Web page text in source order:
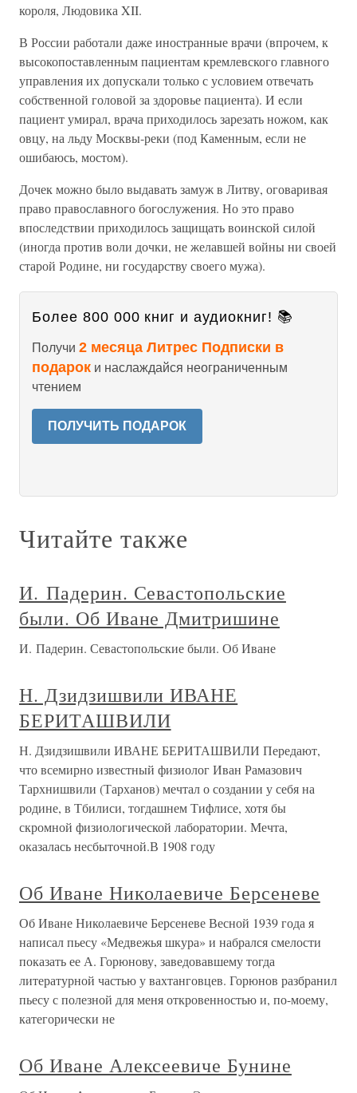
короля, Людовика XII.
В России работали даже иностранные врачи (впрочем, к
высокопоставленным пациентам кремлевского главного
управления их допускали только с условием отвечать
собственной головой за здоровье пациента). И если
пациент умирал, врача приходилось зарезать ножом, как
овцу, на льду Москвы-реки (под Каменным, если не
ошибаюсь, мостом).
Дочек можно было выдавать замуж в Литву, оговаривая
право православного богослужения. Но это право
впоследствии приходилось защищать воинской силой
(иногда против воли дочки, не желавшей войны ни своей
старой Родине, ни государству своего мужа).
Более 800 000 книг и аудиокниг! 📚
Получи 2 месяца Литрес Подписки в
подарок и наслаждайся неограниченным
чтением
ПОЛУЧИТЬ ПОДАРОК
Читайте также
И. Падерин. Севастопольские
были. Об Иване Дмитришине
И. Падерин. Севастопольские были. Об Иване
Н. Дзидзишвили ИВАНЕ
БЕРИТАШВИЛИ
Н. Дзидзишвили ИВАНЕ БЕРИТАШВИЛИ Передают,
что всемирно известный физиолог Иван Рамазович
Тархнишвили (Тарханов) мечтал о создании у себя на
родине, в Тбилиси, тогдашнем Тифлисе, хотя бы
скромной физиологической лаборатории. Мечта,
оказалась несбыточной.В 1908 году
Об Иване Николаевиче Берсеневе
Об Иване Николаевиче Берсеневе Весной 1939 года я
написал пьесу «Медвежья шкура» и набрался смелости
показать ее А. Горюнову, заведовавшему тогда
литературной частью у вахтанговцев. Горюнов разбранил
пьесу с полезной для меня откровенностью и, по-моему,
категорически не
Об Иване Алексеевиче Бунине